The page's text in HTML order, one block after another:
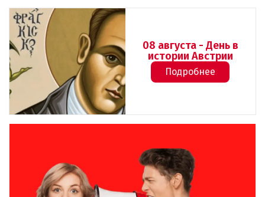
08 августа - День в
истории Австрии
Подробнее